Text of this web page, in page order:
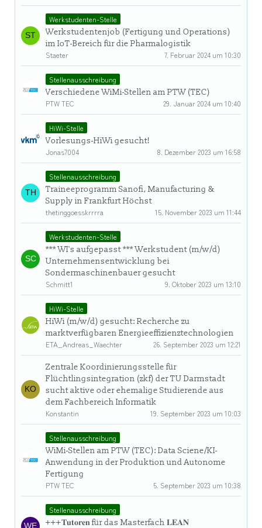
Werkstudenten-Stelle
Werkstudentenjob (Fertigung und Operations)
im IoT-Bereich für die Pharmalogistik
Staeter
7. Februar 2024 um 10:30
Stellenausschreibung
Verschiedene WiMi-Stellen am PTW (TEC)
PTW TEC
29. Januar 2024 um 10:40
HiWi-Stelle
Vorlesungs-HiWi gesucht!
Jonas7004
8. Dezember 2023 um 16:58
Stellenausschreibung
Traineeprogramm Sanofi, Manufacturing &
Supply in Frankfurt Höchst
thetinggoesskrrrra
15. November 2023 um 11:44
Werkstudenten-Stelle
*** WI's aufgepasst *** Werkstudent (m/w/d)
Unternehmensentwicklung bei
Sondermaschinenbauer gesucht
Schmitt1
9. Oktober 2023 um 13:10
HiWi-Stelle
HiWi (m/w/d) gesucht: Recherche zu
marktverfügbaren Energieeffizienztechnologien
ETA_Andreas_Waechter
26. September 2023 um 12:21
Zentrale Koordinierungsstelle für
Flüchtlingsintegration (zkf) der TU Darmstadt
sucht aktive oder ehemalige Studierende aus
dem Fachbereich Informatik
Konstantin
19. September 2023 um 10:03
Stellenausschreibung
WiMi-Stellen am PTW (TEC): Data Sciene/KI-
Anwendung in der Produktion und Autonome
Fertigung
PTW TEC
5. September 2023 um 10:38
Stellenausschreibung
+++𝐓𝐮𝐭𝐨𝐫𝐞𝐧 für das Masterfach 𝐋𝐄𝐀𝐍